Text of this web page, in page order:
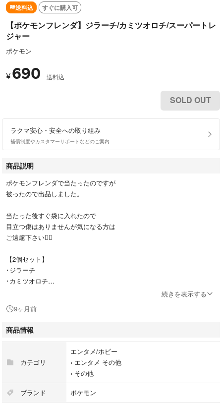
送料込 すぐに購入可
【ポケモンフレンダ】ジラーチ/カミツオロチ/スーパートレ
ジャー
ポケモン
¥ 690 送料込
SOLD OUT
ラクマ安心・安全への取り組み
補償制度やカスタマーサポートなどのご案内
商品説明
ポケモンフレンダで当たったのですが
被ったので出品しました。
当たった後すぐ袋に入れたので
目立つ傷はありませんが気になる方は
ご遠慮下さい🙇‍♀️
【2個セット】
･ジラーチ
･カミツオロチ
コメントにてご相談ください。
よろしくお願いいたします。
#ポケモンフレンダ
#ジラーチ
#フレンダピック
#ベストタッグ1弾
続きを表示する
9ヶ月前
商品情報
カテゴリ
エンタメ/ホビー
› エンタメ その他
› その他
ブランド ポケモン